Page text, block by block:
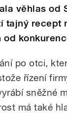
věhlas od
tajný recept
od
po otci,
řízení
sněžné
má také